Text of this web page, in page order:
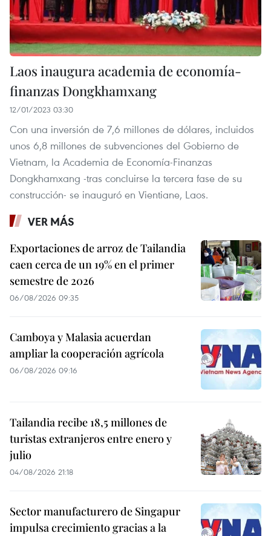
Laos inaugura academia de economía-
finanzas Dongkhamxang
12/01/2023 03:30
Con una inversión de 7,6 millones de dólares, incluidos
unos 6,8 millones de subvenciones del Gobierno de
Vietnam, la Academia de Economía-Finanzas
Dongkhamxang -tras concluirse la tercera fase de su
construcción- se inauguró en Vientiane, Laos.
VER MÁS
Exportaciones de arroz de Tailandia
caen cerca de un 19% en el primer
semestre de 2026
06/08/2026 09:35
Camboya y Malasia acuerdan
ampliar la cooperación agrícola
06/08/2026 09:16
Tailandia recibe 18,5 millones de
turistas extranjeros entre enero y
julio
04/08/2026 21:18
Sector manufacturero de Singapur
impulsa crecimiento gracias a la